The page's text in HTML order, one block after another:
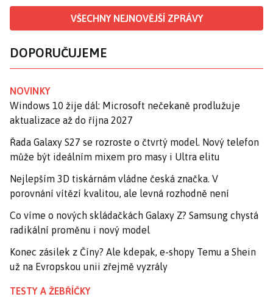
VŠECHNY NEJNOVĚJŠÍ ZPRÁVY
DOPORUČUJEME
NOVINKY
Windows 10 žije dál: Microsoft nečekaně prodlužuje
aktualizace až do října 2027
Řada Galaxy S27 se rozroste o čtvrtý model. Nový telefon
může být ideálním mixem pro masy i Ultra elitu
Nejlepším 3D tiskárnám vládne česká značka. V
porovnání vítězí kvalitou, ale levná rozhodně není
Co víme o nových skládačkách Galaxy Z? Samsung chystá
radikální proměnu i nový model
Konec zásilek z Číny? Ale kdepak, e-shopy Temu a Shein
už na Evropskou unii zřejmě vyzrály
TESTY A ŽEBŘÍČKY